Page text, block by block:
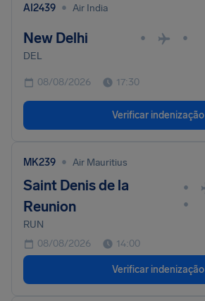
AI2439 • Air India
New Delhi • •
DEL
08/08/2026 17:30
Verificar indenização
MK239 • Air Mauritius
Saint Denis de la
Reunion
•
•
RUN
08/08/2026
14:00
Verificar indenização